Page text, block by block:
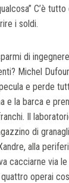
C’è
i soldi.
di
Michel
e perde
e la barca e
Il
di
alla
cacciarne via
operai